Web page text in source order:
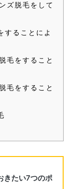
ズ脱毛をして
することによ
毛をすること
毛をすること